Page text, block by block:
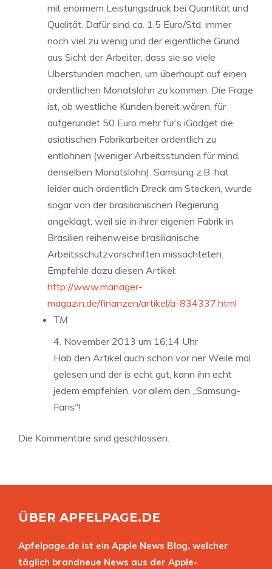
mit enormem Leistungsdruck bei Quantität und
Qualität. Dafür sind ca. 1,5 Euro/Std. immer
noch viel zu wenig und der eigentliche Grund
aus Sicht der Arbeiter, dass sie so viele
Überstunden machen, um überhaupt auf einen
ordentlichen Monatslohn zu kommen. Die Frage
ist, ob westliche Kunden bereit wären, für
aufgerundet 50 Euro mehr für’s iGadget die
asiatischen Fabrikarbeiter ordentlich zu
entlohnen (weniger Arbeitsstunden für mind.
denselben Monatslohn). Samsung z.B. hat
leider auch ordentlich Dreck am Stecken, wurde
sogar von der brasilianischen Regierung
angeklagt, weil sie in ihrer eigenen Fabrik in
Brasilien reihenweise brasilianische
Arbeitsschutzvorschriften missachteten.
Empfehle dazu diesen Artikel:
http://www.manager-
magazin.de/finanzen/artikel/a-834337.html
TM
4. November 2013 um 16:14 Uhr
Hab den Artikel auch schon vor ner Weile mal
gelesen und der is echt gut, kann ihn echt
jedem empfehlen, vor allem den „Samsung-
Fans“!
Die Kommentare sind geschlossen.
ÜBER APFELPAGE.DE
Apfelpage.de ist ein Apple News Blog, welcher
täglich brandneue News aus der Apple-